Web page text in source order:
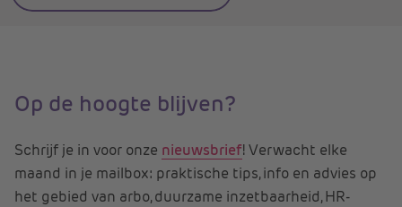
Op de hoogte blijven?
Schrijf je in voor onze nieuwsbrief! Verwacht elke
maand in je mailbox: praktische tips, info en advies op
het gebied van arbo, duurzame inzetbaarheid, HR-